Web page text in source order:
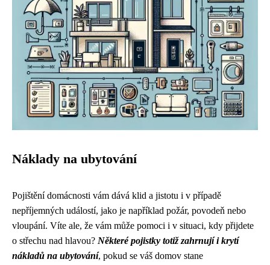
Náklady na ubytování
Pojištění domácnosti vám dává klid a jistotu i v případě
nepříjemných událostí, jako je například požár, povodeň nebo
vloupání. Víte ale, že vám může pomoci i v situaci, kdy přijdete
o střechu nad hlavou? Některé pojistky totiž zahrnují i krytí
nákladů na ubytování, pokud se váš domov stane